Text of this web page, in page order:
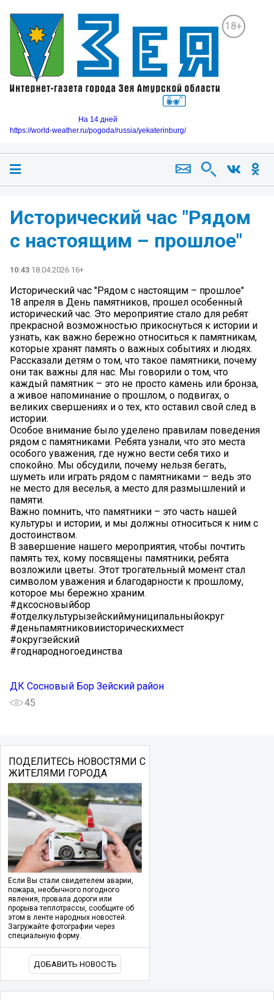
18+
На 14 дней
https://world-weather.ru/pogoda/russia/yekaterinburg/
Исторический час "Рядом
с настоящим – прошлое"
10:43 18.04.2026 16+
Исторический час "Рядом с настоящим – прошлое"
18 апреля в День памятников, прошел особенный
исторический час. Это мероприятие стало для ребят
прекрасной возможностью прикоснуться к истории и
узнать, как важно бережно относиться к памятникам,
которые хранят память о важных событиях и людях.
Рассказали детям о том, что такое памятники, почему
они так важны для нас. Мы говорили о том, что
каждый памятник – это не просто камень или бронза,
а живое напоминание о прошлом, о подвигах, о
великих свершениях и о тех, кто оставил свой след в
истории.
Особое внимание было уделено правилам поведения
рядом с памятниками. Ребята узнали, что это места
особого уважения, где нужно вести себя тихо и
спокойно. Мы обсудили, почему нельзя бегать,
шуметь или играть рядом с памятниками – ведь это
не место для веселья, а место для размышлений и
памяти.
Важно помнить, что памятники – это часть нашей
культуры и истории, и мы должны относиться к ним с
достоинством.
В завершение нашего мероприятия, чтобы почтить
память тех, кому посвящены памятники, ребята
возложили цветы. Этот трогательный момент стал
символом уважения и благодарности к прошлому,
которое мы бережно храним.
#дксосновыйбор
#отделкультурызейскиймуниципальныйокруг
#деньпамятниковиисторическихмест
#округзейский
#годнародногоединства
ДК Сосновый Бор Зейский район
45
ПОДЕЛИТЕСЬ НОВОСТЯМИ С
ЖИТЕЛЯМИ ГОРОДА
Если Вы стали свидетелем аварии,
пожара, необычного погодного
явления, провала дороги или
прорыва теплотрассы, сообщите об
этом в ленте народных новостей.
Загружайте фотографии через
специальную форму.
ДОБАВИТЬ НОВОСТЬ